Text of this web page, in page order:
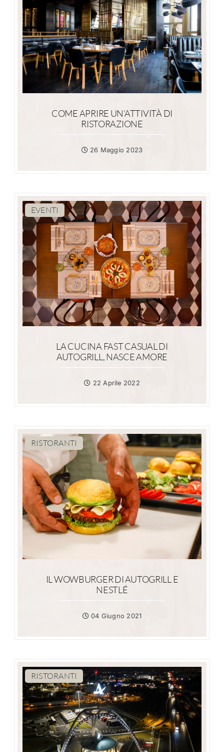
COME APRIRE UN’ATTIVITÀ DI
RISTORAZIONE
26 Maggio 2023
EVENTI
LA CUCINA FAST CASUAL DI
AUTOGRILL, NASCE AMORE
22 Aprile 2022
RISTORANTI
IL WOWBURGER DI AUTOGRILL E
NESTLÉ
04 Giugno 2021
RISTORANTI